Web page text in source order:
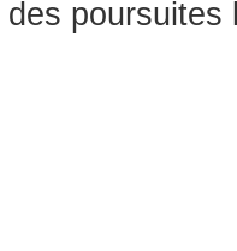
des poursuites